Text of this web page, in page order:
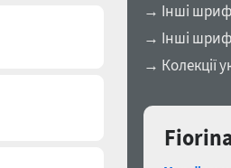
→ Інші
→ Інші
→ Колекції